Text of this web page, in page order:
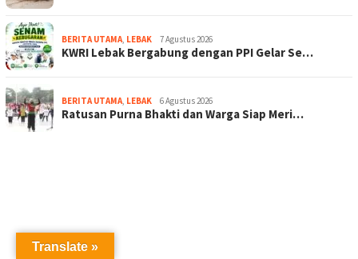
BERITA UTAMA, LEBAK 7 Agustus 2026
KWRI Lebak Bergabung dengan PPI Gelar Se…
BERITA UTAMA, LEBAK 6 Agustus 2026
Ratusan Purna Bhakti dan Warga Siap Meri…
Translate »